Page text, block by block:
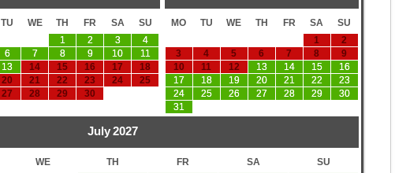
TU WE TH FR SA
SU
1
2 3
4
6 7 8 9 10
11
13 14 15 16 17
18
20 21 22 23 24
25
27 28 29 30
MO TU WE TH FR SA
SU
1
2
3
4 5 6 7 8
9
10
11 12 13 14 15
16
17
18 19 20 21 22
23
24
25 26 27 28 29
30
31
July 2027
WE TH FR SA
SU